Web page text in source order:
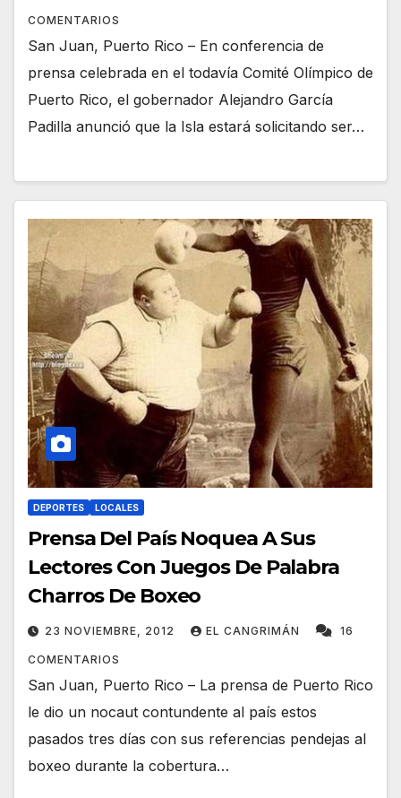
COMENTARIOS
San Juan, Puerto Rico – En conferencia de
prensa celebrada en el todavía Comité Olímpico de
Puerto Rico, el gobernador Alejandro García
Padilla anunció que la Isla estará solicitando ser…
DEPORTES LOCALES
Prensa Del País Noquea A Sus
Lectores Con Juegos De Palabra
Charros De Boxeo
23 NOVIEMBRE, 2012 EL CANGRIMÁN 16
COMENTARIOS
San Juan, Puerto Rico – La prensa de Puerto Rico
le dio un nocaut contundente al país estos
pasados tres días con sus referencias pendejas al
boxeo durante la cobertura…